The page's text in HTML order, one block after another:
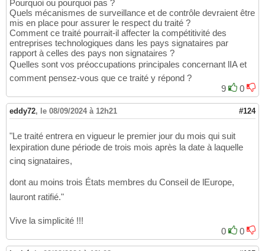
Pourquoi ou pourquoi pas ?
Quels mécanismes de surveillance et de contrôle devraient être
mis en place pour assurer le respect du traité ?
Comment ce traité pourrait-il affecter la compétitivité des
entreprises technologiques dans les pays signataires par
rapport à celles des pays non signataires ?
Quelles sont vos préoccupations principales concernant lIA et
comment pensez-vous que ce traité y répond ?
9
0
eddy72, le 08/09/2024 à 12h21 #124
"Le traité entrera en vigueur le premier jour du mois qui suit
lexpiration dune période de trois mois après la date à laquelle
cinq signataires,
dont au moins trois États membres du Conseil de lEurope,
lauront ratifié."
Vive la simplicité !!!
0
0